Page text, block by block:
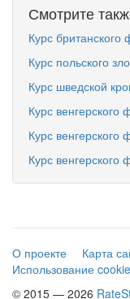
Смотрите
Курс британского
Курс польского
Курс шведской
Курс венгерского
Курс
Курс
О проекте
Карта
Использование cookie
© 2015 — 2026